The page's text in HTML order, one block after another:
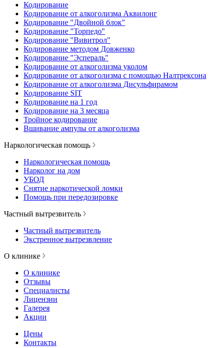
Кодирование
Кодирование от алкоголизма Аквилонг
Кодирование "Двойной блок"
Кодирование "Торпедо"
Кодирование "Вивитрол"
Кодирование методом Довженко
Кодирование "Эспераль"
Кодирование от алкоголизма уколом
Кодирование от алкоголизма с помощью Налтрексона
Кодирование от алкоголизма Дисульфирамом
Кодирование SIT
Кодирование на 1 год
Кодирование на 3 месяца
Тройное кодирование
Вшивание ампулы от алкоголизма
Наркологическая помощь
Наркологическая помощь
Нарколог на дом
УБОД
Снятие наркотической ломки
Помощь при передозировке
Частный вытрезвитель
Частный вытрезвитель
Экстренное вытрезвление
О клинике
О клинике
Отзывы
Специалисты
Лицензии
Галерея
Акции
Цены
Контакты